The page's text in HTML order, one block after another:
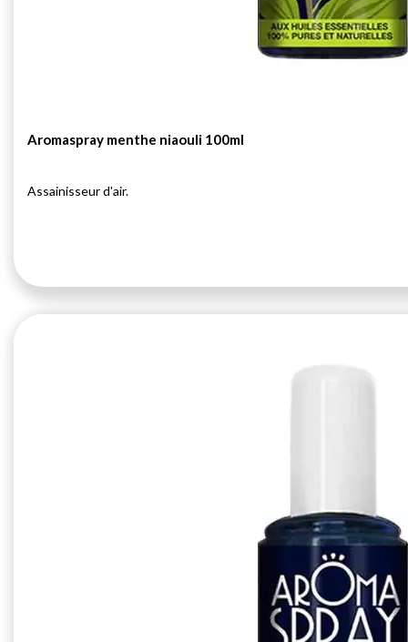
Aromaspray menthe niaouli 100ml
Assainisseur d'air.